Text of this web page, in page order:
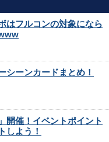
はフルコンの対象になら
シーンカードまとめ！
開催！イベントポイント
しよう！